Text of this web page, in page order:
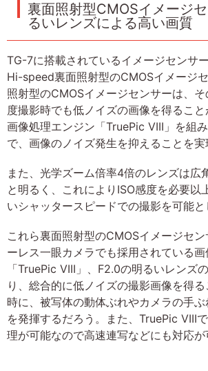
裏面照射型CMOSイメージ
るいレンズによる高い画質
TG-7に搭載されているイメージセンサ
Hi-speed裏面照射型のCMOSイメージ
照射型のCMOSイメージセンサーは、
度撮影時でも低ノイズの画像を得るこ
画像処理エンジン「TruePic VIII」を組
で、画像のノイズ発生を抑えることを実
また、光学ズーム倍率4倍のレンズは広
と明るく、これによりISO感度を必要以
いシャッタースピードでの撮影を可能と
これら裏面照射型のCMOSイメージセ
ーレス一眼カメラでも採用されている
「TruePic VIII」、F2.0の明るいレンズ
り、総合的に低ノイズの撮影画像を得
時に、被写体の動体ぶれやカメラの手
を発揮するだろう。また、TruePic VIII
理が可能なので高速連写などにも対応が